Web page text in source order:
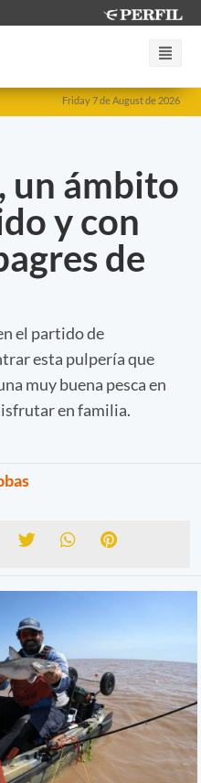
Friday 7 de August de 2026
un ámbito
y con
de
el partido de
esta pulpería que
muy buena pesca en
en familia.